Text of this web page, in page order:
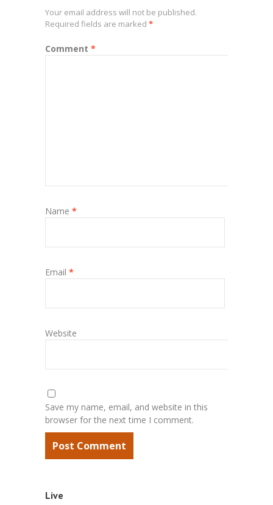
Your email address will not be published.
Required fields are marked *
Comment *
Name *
Email *
Website
Save my name, email, and website in this
browser for the next time I comment.
Live